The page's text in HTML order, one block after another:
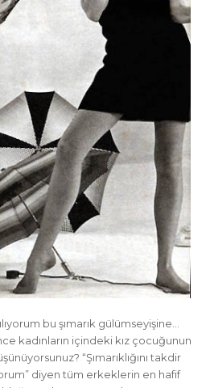
bu şımarık gülümseyişine…
kadınların içindeki kız çocuğunun
“Şımarıklığını takdir
diyen tüm erkeklerin en hafif